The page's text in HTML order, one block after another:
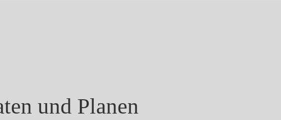
und Planen